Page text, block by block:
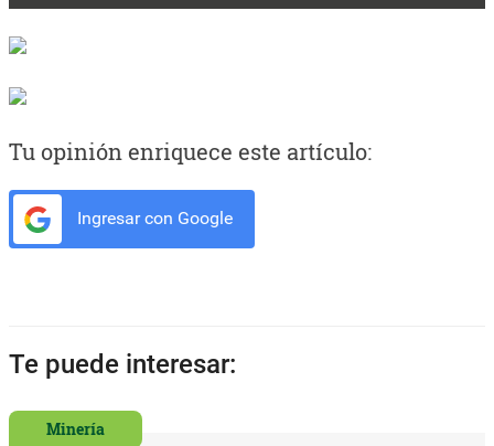
Tu opinión enriquece este artículo:
Ingresar con Google
Te puede interesar:
Minería